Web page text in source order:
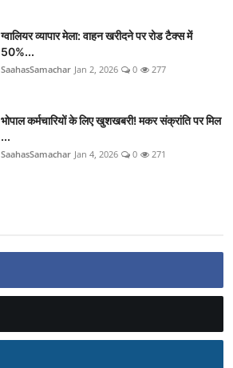
ग्वालियर व्यापार मेला: वाहन खरीदने पर रोड टैक्स में
50%...
SaahasSamachar Jan 2, 2026 0 277
भोपाल कर्मचारियों के लिए खुशखबरी! मकर संक्रांति पर मिल
...
SaahasSamachar Jan 4, 2026 0 271